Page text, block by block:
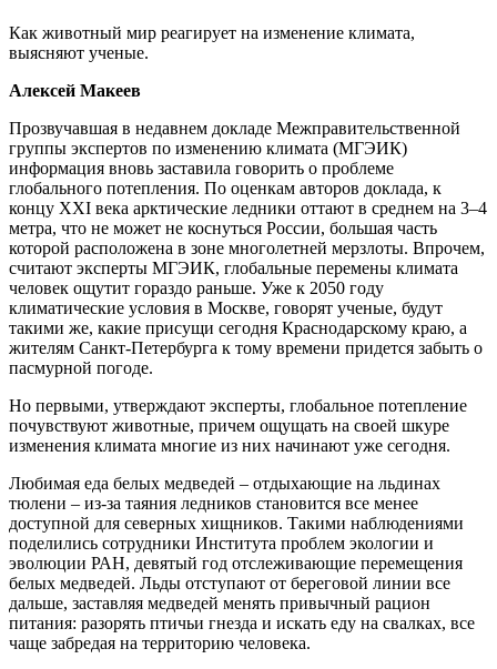
Как животный мир реагирует на изменение климата,
выясняют ученые.
Алексей Макеев
Прозвучавшая в недавнем докладе Межправительственной
группы экспертов по изменению климата (МГЭИК)
информация вновь заставила говорить о проблеме
глобального потепления. По оценкам авторов доклада, к
концу XXI века арктические ледники оттают в среднем на 3–4
метра, что не может не коснуться России, большая часть
которой расположена в зоне многолетней мерзлоты. Впрочем,
считают эксперты МГЭИК, глобальные перемены климата
человек ощутит гораздо раньше. Уже к 2050 году
климатические условия в Москве, говорят ученые, будут
такими же, какие присущи сегодня Краснодарскому краю, а
жителям Санкт-Петербурга к тому времени придется забыть о
пасмурной погоде.
Но первыми, утверждают эксперты, глобальное потепление
почувствуют животные, причем ощущать на своей шкуре
изменения климата многие из них начинают уже сегодня.
Любимая еда белых медведей – отдыхающие на льдинах
тюлени – из-за таяния ледников становится все менее
доступной для северных хищников. Такими наблюдениями
поделились сотрудники Института проблем экологии и
эволюции РАН, девятый год отслеживающие перемещения
белых медведей. Льды отступают от береговой линии все
дальше, заставляя медведей менять привычный рацион
питания: разорять птичьи гнезда и искать еду на свалках, все
чаще забредая на территорию человека.